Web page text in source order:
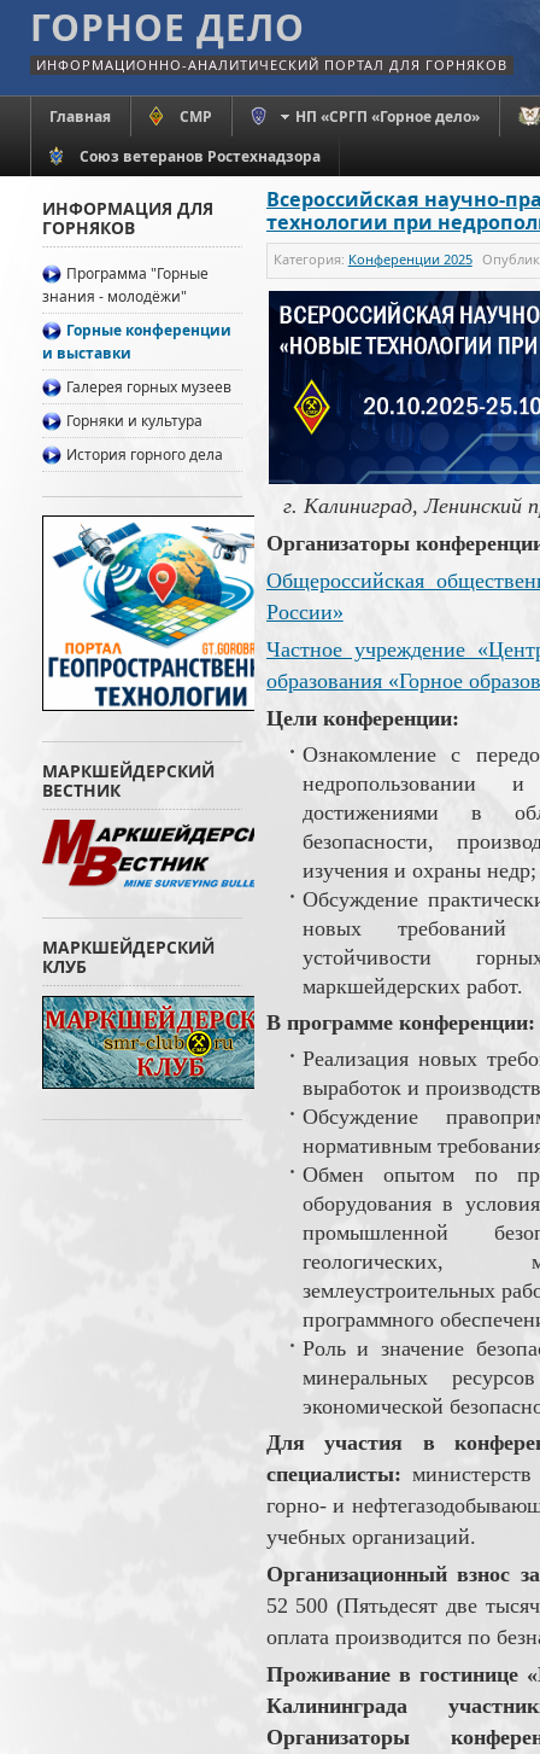
ГОРНОЕ ДЕЛО
ИНФОРМАЦИОННО-АНАЛИТИЧЕСКИЙ ПОРТАЛ ДЛЯ ГОРНЯКОВ
Главная СМР
НП «СРГП «Горное дело»
Союз ветеранов Ростехнадзора
Всероссийская научно-
технологии при
Категория: Конференции 2025
г. Калиниград, Ленинский
Организаторы
Общероссийская
России»
Частное учреждение
образования «Горное
Цели конференции:
Ознакомление с
недропользовании и
достижениями в
безопасности,
изучения и охраны недр;
Обсуждение
новых требований
устойчивости
маркшейдерских работ.
В программе конференции:
Реализация новых
выработок и
Обсуждение
нормативным
Обмен опытом по
оборудования в
промышленной
геологических,
землеустроительных
программного
Роль и значение
минеральных
экономической
Для участия в
специалисты:
горно- и
учебных организаций.
Организационный взнос
52 500 (Пятьдесят две
оплата производится по
Проживание в гостинице
Калининграда
Организаторы
ИНФОРМАЦИЯ ДЛЯ
ГОРНЯКОВ
Программа "Горные
знания - молодёжи"
Горные конференции
и выставки
Галерея горных музеев
Горняки и культура
История горного дела
МАРКШЕЙДЕРСКИЙ
ВЕСТНИК
МАРКШЕЙДЕРСКИЙ
КЛУБ